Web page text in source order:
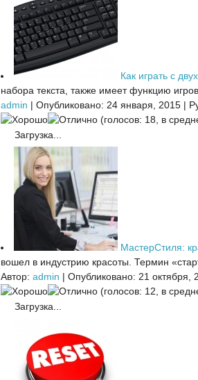
Как играть с
набора текста, также имеет функцию
admin | Опубликовано: 24 января, 2015 |
(голосов: 18, в
Загрузка...
МастерСтиля:
вошел в индустрию красоты. Термин
Автор: admin | Опубликовано: 21 октября,
(голосов: 12, в
Загрузка...